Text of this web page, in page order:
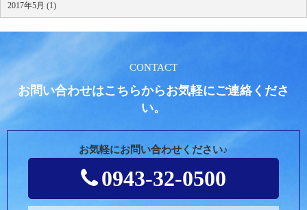
2017年5月 (1)
CONTACT
お問い合わせはこちらからお気軽にご連絡くださ
い。
お気軽にお問い合わせください♪
0943-32-0500